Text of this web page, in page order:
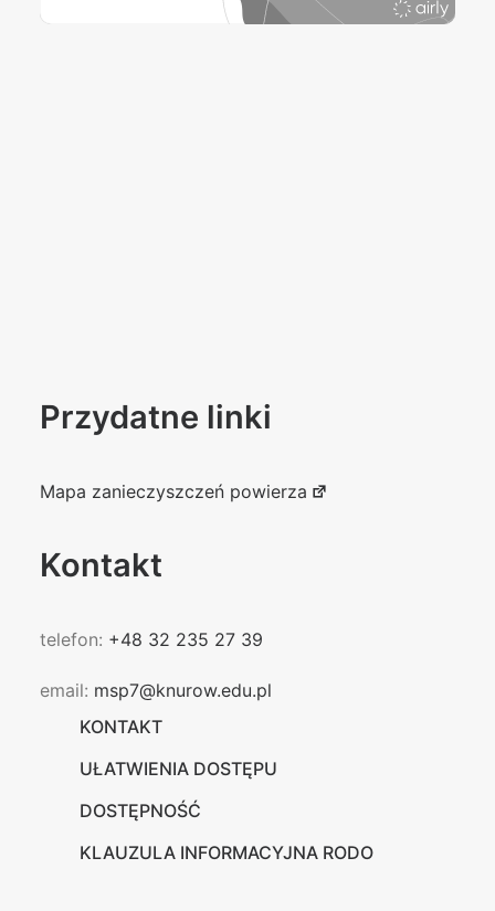
Przydatne linki
Mapa zanieczyszczeń powierza
Kontakt
telefon: +48 32 235 27 39
email: msp7@knurow.edu.pl
KONTAKT
UŁATWIENIA DOSTĘPU
DOSTĘPNOŚĆ
KLAUZULA INFORMACYJNA RODO